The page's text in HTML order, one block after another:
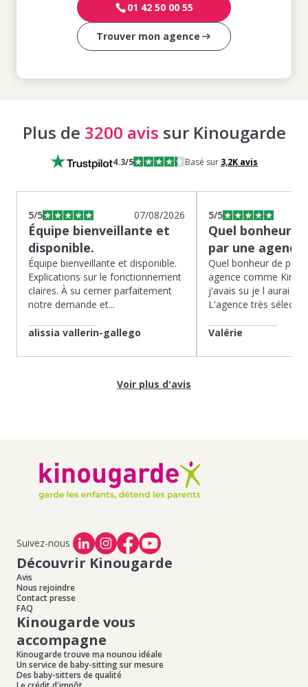
01 42 50 00 55
Trouver mon agence
Plus de 3200 avis sur Kinougarde
4.3/5 Basé sur 3,2Kavis
5/5 07/08/2026
Équipe bienveillante et
disponible.
Équipe bienveillante et disponible.
Explications sur le fonctionnement
claires. À su cerner parfaitement
notre demande et...
alissia vallerin-gallego
5/5
Quel bonheur
par une
Quel bonheur de
agence comme
j'avais su je l aurai
L'agence très
Valérie
Voir plus d'avis
Suivez-nous
Découvrir Kinougarde
Avis
Nous rejoindre
Contact presse
FAQ
Kinougarde vous
accompagne
Kinougarde trouve ma nounou idéale
Un service de baby-sitting sur mesure
Des baby-sitters de qualité